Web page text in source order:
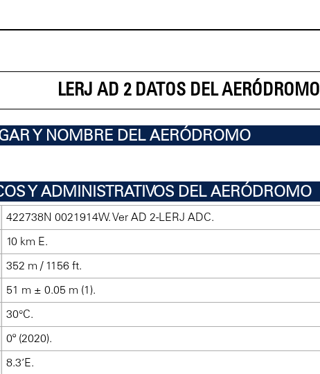
LERJ AD 2 DATOS DEL AERÓDROMO
Y NOMBRE DEL AERÓDROMO
Y ADMINISTRATIVOS DEL AERÓDROMO
422738N 0021914W. Ver AD 2-LERJ ADC.
10 km E.
352 m / 1156 ft.
51 m ± 0.05 m (1).
30°C.
0º (2020).
8.3’E.